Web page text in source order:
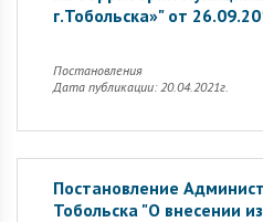
г.Тобольска»" от
Постановления
Дата публикации: 20.04.2021г.
Постановление
Тобольска "О внесении